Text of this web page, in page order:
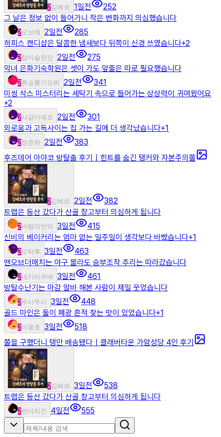
2김베르 1일전
252
그 날은 정보 없이 들어가니 작은 변화까지 의심했습니다
2오보에 2일전
285
하피스 캔디샵은 달콤한 냄새보다 뒤쪽이 신경 쓰였습니다+2
2참이슬한잔 2일전
275
악녀 은화기숙학원은 셋이 가도 앞줄은 따로 필요했습니다
2류승룡기모찌 2일전
341
미씽 삭스 미스터리는 세탁기 속으로 들어가는 상상력이 귀여웠어요
+2
2샤갈이에요 2일전
301
외로움과 고독사이는 집 가는 길에 더 생각났습니다+1
2정준하 2일전
383
후즈데어 아야코 방탈출 후기｜힌트를 숨긴 탱커와 자본주의쫄
2김베르 2일전
382
트랩은 등산 갔다가 산골 창고부터 의심하게 됩니다
2바람의언덕 3일전
415
신비의 베이커리는 엄마 없는 일주일이 생각보다 바빴습니다+1
2오탁후 3일전
463
맨오브더매치는 야구 몰라도 승부조작 추리는 따라갔습니다
2네카라쿠베 3일전
461
방탈수난기는 마감 알바 해본 사람이 제일 웃었습니다
2뚜시뚜시 3일전
448
골드 마인은 둘이 폐광 흔적 찾는 맛이 있었습니다+1
2미풍호 3일전
518
쫄을 구했더니 탱만 배송됐다｜클래버타운 가암성당 4인 후기
2김베르 3일전
538
트랩은 등산 갔다가 산골 창고부터 의심하게 됩니다
2썬더치킨 4일전 555